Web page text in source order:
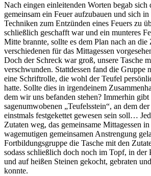
Nach eingen einleitenden Worten begab sich
gemeinsam ein Feuer aufzubauen und sich in
Techniken zum Entzünden eines Feuers zu
schließlich geschafft war und ein munteres
Mitte brannte, sollte es dem Plan nach an die
verschiedenen für das Mittagessen
Doch der Schreck war groß, unsere Tasche
verschwunden. Stattdessen fand die Gruppe
eine Schriftrolle, die wohl der Teufel
hatte. Sollte dies in irgendeinem
dem wir uns befanden stehen? Immerhin
sagenumwobenen „Teufelsstein“, an dem
einstmals festgekettet gewesen sein soll…
Zutaten weg, das gemeinsame Mittagessen
wagemutigen gemeinsamen Anstrengung
Fortbildungsgruppe die Tasche mit den
sodass schließlich doch noch im Topf, in der
und auf heißen Steinen gekocht, gebraten
konnte.